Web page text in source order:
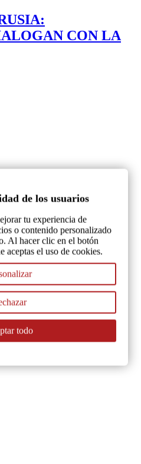
CON LA
de los usuarios
tu experiencia de
o contenido personalizado
Al hacer clic en el botón
aceptas el uso de cookies.
todo